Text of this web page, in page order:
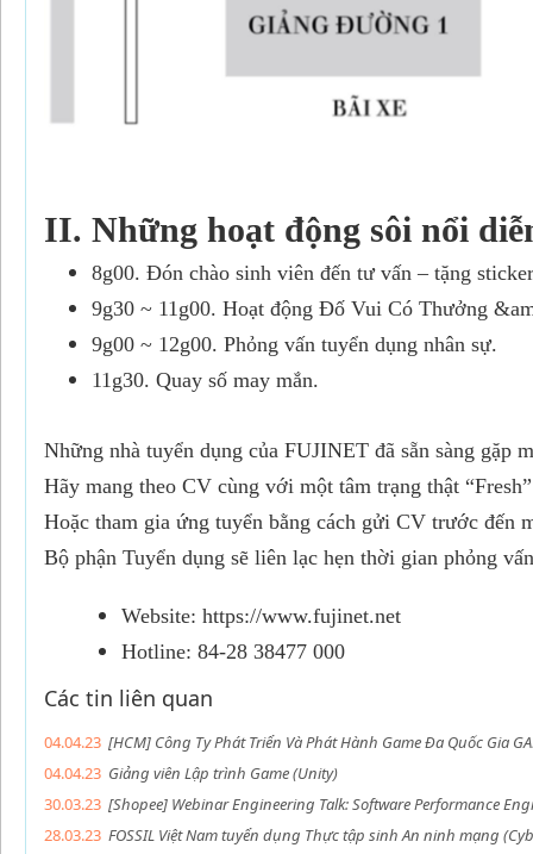
II. Những hoạt động sôi nổi
8g00. Đón chào sinh viên đến tư vấn – tặng
9g30 ~ 11g00. Hoạt động Đố Vui Có Thưởng
9g00 ~ 12g00. Phỏng vấn tuyển dụng nhân sự.
11g30. Quay số may mắn.
Những nhà tuyển dụng của FUJINET đã sẵn sàng gặp
Hãy mang theo CV cùng với một tâm trạng thật
Hoặc tham gia ứng tuyển bằng cách gửi CV trước đến
Bộ phận Tuyển dụng sẽ liên lạc hẹn thời gian phỏng
Website: https://www.fujinet.net
Hotline: 84-28 38477 000
Các tin liên quan
04.04.23 [HCM] Công Ty Phát Triển Và Phát Hành Game Đa Quốc Gia
04.04.23 Giảng viên Lập trình Game (Unity)
30.03.23 [Shopee] Webinar Engineering Talk: Software Performance
28.03.23 FOSSIL Việt Nam tuyển dụng Thực tập sinh An ninh mạng